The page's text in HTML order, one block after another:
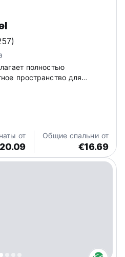
полностью
пространство для
бюджетом, где
Афин и пообщаться с
от Общие спальни от
€16.69